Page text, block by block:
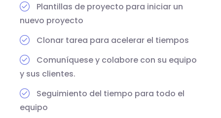
Plantillas de proyecto para iniciar un
nuevo proyecto
Clonar tarea para acelerar el tiempos
Comuníquese y colabore con su equipo
y sus clientes.
Seguimiento del tiempo para todo el
equipo